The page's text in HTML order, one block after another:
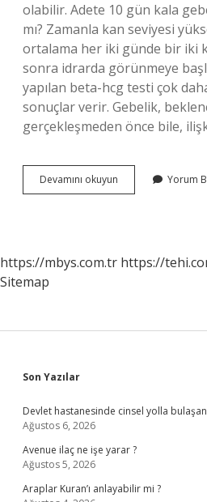
olabilir. Adete 10 gün kala
mı? Zamanla kan seviyesi
ortalama her iki günde bir iki
sonra idrarda görünmeye
yapılan beta-hcg testi çok
sonuçlar verir. Gebelik,
gerçekleşmeden önce bile,
Devamını okuyun
10
Çıkar
Yorum
https://mbys.com.tr https://
Sitemap
Sidebar
Son Yazılar
Devlet hastanesinde cinsel yolla bulaşan
Ağustos 6, 2026
Avenue ilaç ne işe yarar ?
Ağustos 5, 2026
Araplar Kuran’ı anlayabilir mi ?